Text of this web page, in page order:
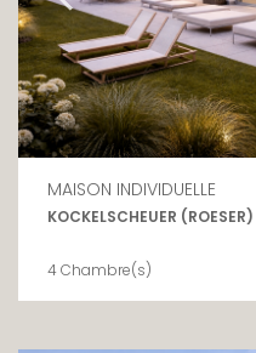
MAISON INDIVIDUELLE
KOCKELSCHEUER (ROESER)
4 Chambre(s)